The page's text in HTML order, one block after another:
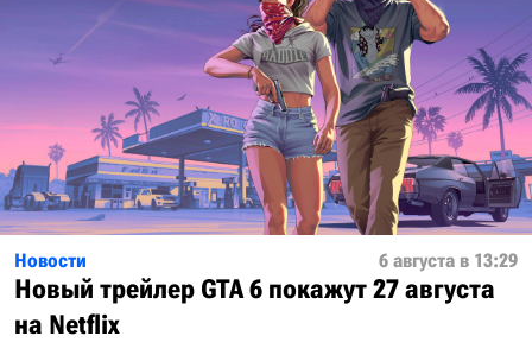
Новости 6 августа в 13:29
Новый трейлер GTA 6 покажут 27 августа
на Netflix